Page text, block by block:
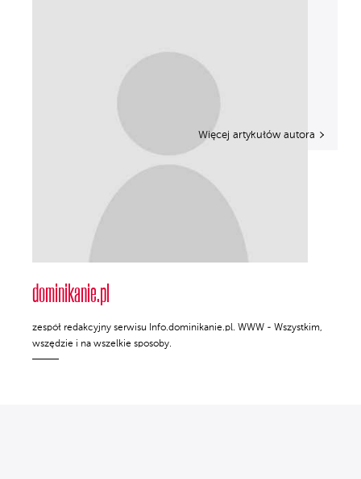
dominikanie.pl
zespół redakcyjny serwisu Info.dominikanie.pl. WWW - Wszystkim,
wszędzie i na wszelkie sposoby.
Więcej artykułów autora